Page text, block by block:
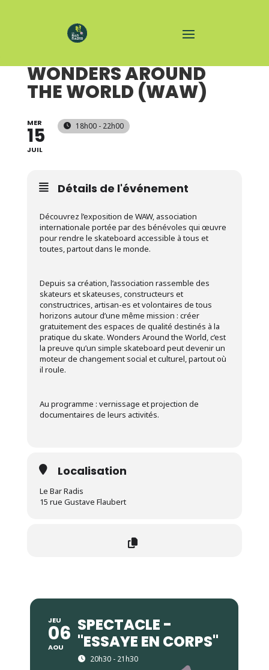
WONDERS AROUND
THE WORLD (WAW)
MER
15
JUIL
18h00 - 22h00
Détails de l'événement
Découvrez l’exposition de WAW, association
internationale portée par des bénévoles qui œuvre
pour rendre le skateboard accessible à tous et
toutes, partout dans le monde.
Depuis sa création, l’association rassemble des
skateurs et skateuses, constructeurs et
constructrices, artisan-es et volontaires de tous
horizons autour d’une même mission : créer
gratuitement des espaces de qualité destinés à la
pratique du skate. Wonders Around the World, c’est
la preuve qu’un simple skateboard peut devenir un
moteur de changement social et culturel, partout où
il roule.
Au programme : vernissage et projection de
documentaires de leurs activités.
Localisation
Le Bar Radis
15 rue Gustave Flaubert
JEU
06
AOU
SPECTACLE -
"ESSAYE EN CORPS"
20h30 - 21h30